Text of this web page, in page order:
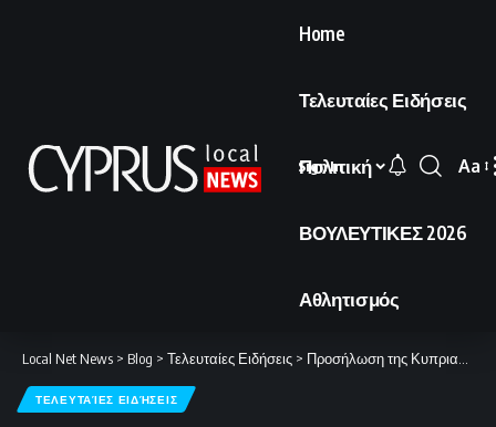
Home
Τελευταίες Ειδήσεις
Πολιτική
ΒΟΥΛΕΥΤΙΚΕΣ 2026
Αθλητισμός
Sign In
Font
Aa
Local Net News > Blog > Τελευταίες Ειδήσεις > Προσήλωση της Κυπριακής Δημοκρατίας στην περαιτέρω εμβάθυνση των στρατηγικών δεσμών με την Αίγυπτο.
ΤΕΛΕΥΤΑΊΕΣ ΕΙΔΉΣΕΙΣ